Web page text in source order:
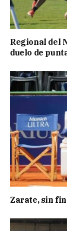
Regional del
duelo de
Zarate, sin